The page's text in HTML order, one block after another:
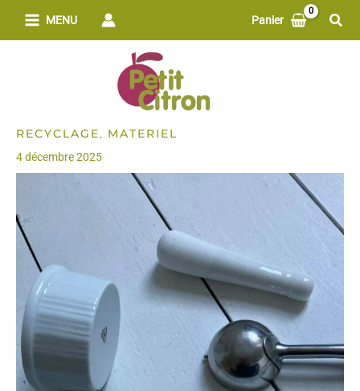
MENU Panier
RECYCLAGE, MATERIEL
4 décembre 2025